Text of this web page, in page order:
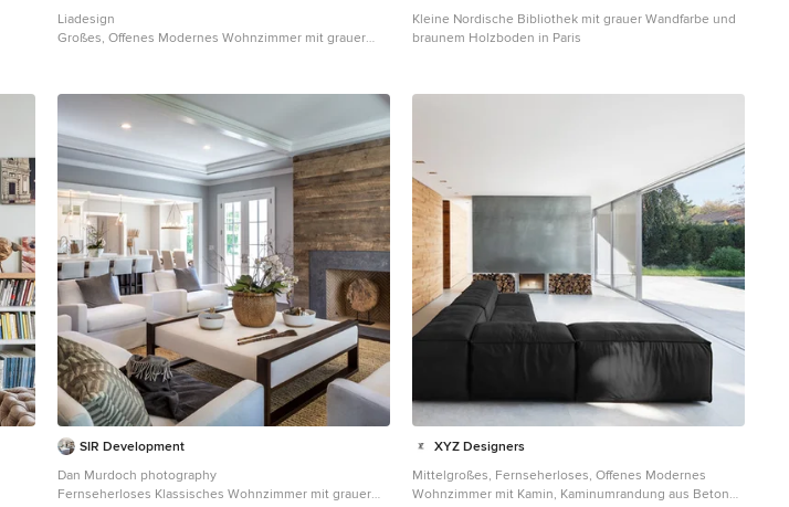
Liadesign
Großes, Offenes Modernes Wohnzimmer mit grauer
Kleine Nordische Bibliothek mit grauer Wandfarbe und
braunem Holzboden in Paris
SIR Development
Dan Murdoch photography
Fernseherloses Klassisches Wohnzimmer mit grauer
XYZ Designers
Mittelgroßes, Fernseherloses, Offenes Modernes
Wohnzimmer mit Kamin, Kaminumrandung aus Beton